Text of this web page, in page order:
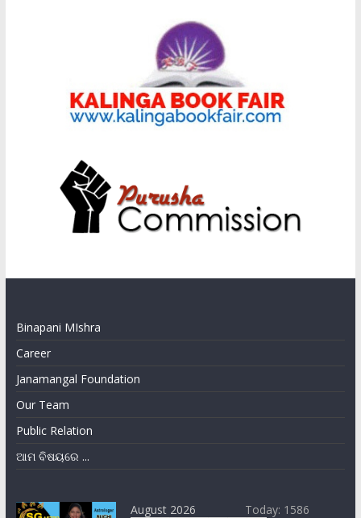
Binapani MIshra
Career
Janamangal Foundation
Our Team
Public Relation
ଆମ ବିଷୟରେ ...
August 2026
Today: 1586